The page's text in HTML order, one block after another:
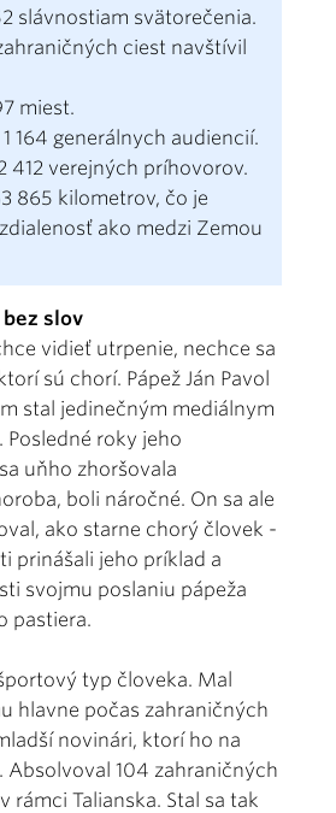
slávnostiam svätorečenia.
ciest navštívil
miest.
164 generálnych audiencií.
412 verejných príhovorov.
865 kilometrov, čo je
ako medzi Zemou
slov
vidieť utrpenie, nechce sa
sú chorí. Pápež Ján Pavol
stal jedinečným mediálnym
roky jeho
uňho zhoršovala
boli náročné. On sa ale
ako starne chorý človek -
prinášali jeho príklad a
svojmu poslaniu pápeža
pastiera.
typ človeka. Mal
hlavne počas zahraničných
novinári, ktorí ho na
Absolvoval 104 zahraničných
rámci Talianska. Stal sa tak